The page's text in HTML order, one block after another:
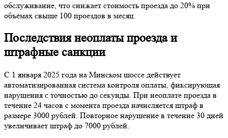
обслуживание, что снижает стоимость проезда до 20% при
объёмах свыше 100 проездов в месяц.
Последствия неоплаты проезда и
штрафные санкции
С 1 января 2025 года на Минском шоссе действует
автоматизированная система контроля оплаты, фиксирующая
нарушения с точностью до секунды. При неоплате проезда в
течение 24 часов с момента проезда начисляется штраф в
размере 3000 рублей. Повторное нарушение в течение 30 дней
увеличивает штраф до 7000 рублей.